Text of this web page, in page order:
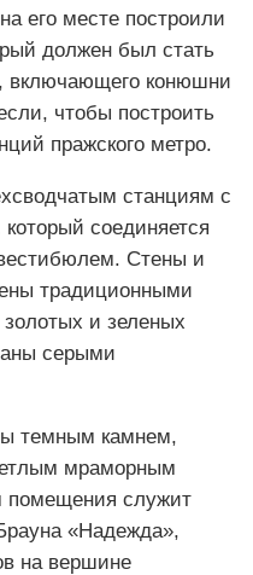
его месте построили
должен был стать
включающего конюшни
чтобы построить
пражского метро.
станциям с
соединяется
Стены и
традиционными
и зеленых
серыми
темным камнем,
мраморным
помещения служит
«Надежда»,
на вершине